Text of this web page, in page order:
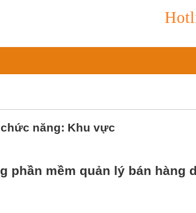
năng: Khu vực
phần mềm quản lý bán hàng